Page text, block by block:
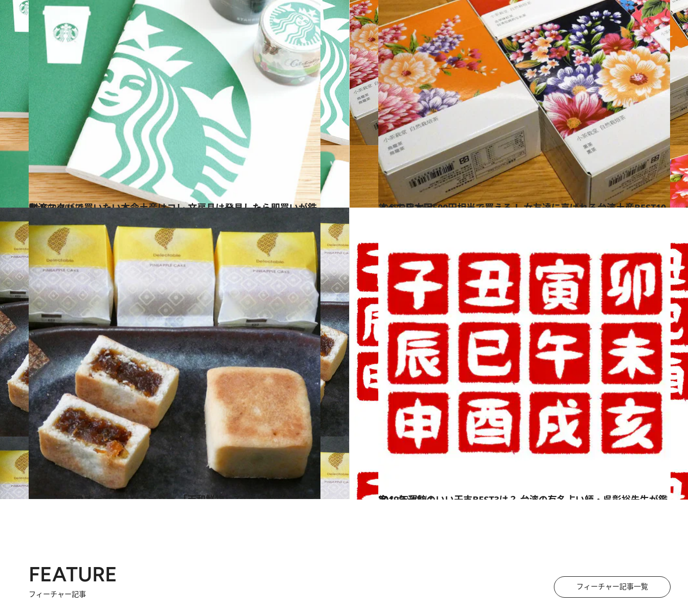
2019.2.19
台湾スタバで買いたい本命土産はコレ 文房具は発見したら即買いが鉄則！
旅＆お出かけ 2018.12.24
すべて日本円500円相当で買える！ 女友達に喜ばれる台湾土産BEST10
旅＆お出かけ
2019.1.30
台湾で人気のオーガニックスーパー 「天和鮮物」で買いたい台湾土産8選
旅＆お出かけ 2019.1.30
2019年運勢のいい干支BEST3は？ 台湾の有名占い師・呉彰裕先生が鑑定
旅＆お出かけ
FEATURE
フィーチャー記事
フィーチャー記事一覧